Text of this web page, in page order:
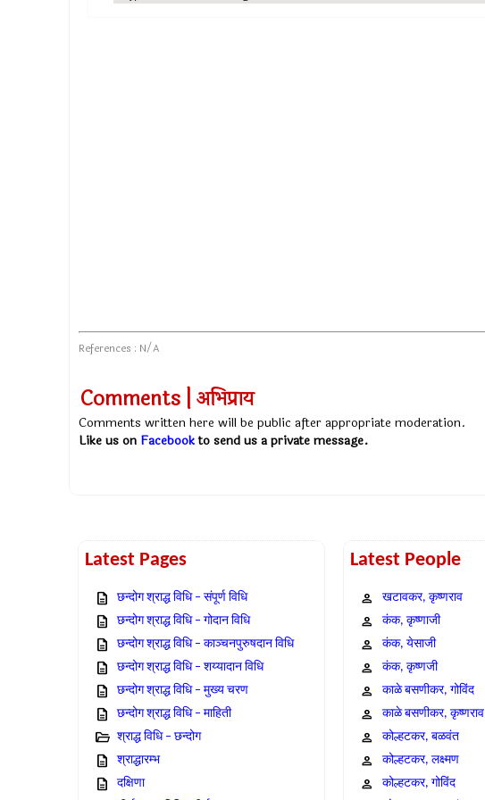
References : N/A
Comments | अभिप्राय
Comments written here will be public after appropriate moderation.
Like us on Facebookto send us a private message.
Latest Pages
छन्दोग श्राद्ध विधि – संपूर्ण विधि
छन्दोग श्राद्ध विधि – गोदान विधि
छन्दोग श्राद्ध विधि – काञ्चनपुरुषदान विधि
छन्दोग श्राद्ध विधि – शय्यादान विधि
छन्दोग श्राद्ध विधि – मुख्य चरण
छन्दोग श्राद्ध विधि – माहिती
श्राद्ध विधि – छन्दोग
श्राद्धारम्भ
दक्षिणा
Latest People
खटावकर, कृष्णराव
कंक, कृष्णाजी
कंक, येसाजी
कंक, कृष्णजी
काळे बसणीकर, गोविंद
काळे बसणीकर, कृष्णराव
कोल्हटकर, बळवंत
कोल्हटकर, लक्ष्मण
कोल्हटकर, गोविंद